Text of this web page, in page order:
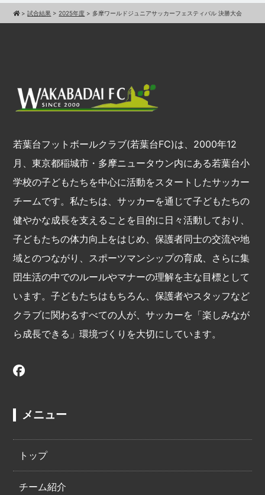
>試合結果 > 2025年度 > 多摩ワールドジュニアサッカーフェスティバル 決勝大会
若葉台フットボールクラブ(若葉台FC)は、2000年12
月、東京都稲城市・多摩ニュータウン内にある若葉台小
学校の子どもたちを中心に活動をスタートしたサッカー
チームです。私たちは、サッカーを通じて子どもたちの
健やかな成長を支えることを目的に日々活動しており、
子どもたちの体力向上をはじめ、保護者同士の交流や地
域とのつながり、スポーツマンシップの育成、さらに集
団生活の中でのルールやマナーの理解を主な目標として
います。子どもたちはもちろん、保護者やスタッフなど
クラブに関わるすべての人が、サッカーを「楽しみなが
ら成長できる」環境づくりを大切にしています。
メニュー
トップ
チーム紹介